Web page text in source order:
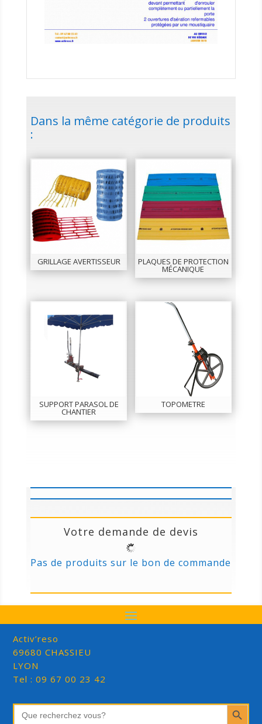
Dans la même catégorie de produits
:
GRILLAGE AVERTISSEUR PLAQUES DE PROTECTION
MÉCANIQUE
SUPPORT PARASOL DE
CHANTIER
TOPOMETRE
Votre demande de devis
Pas de produits sur le bon de commande
Activ’reso
69680 CHASSIEU
LYON
Tel : 09 67 00 23 42
Search
for:
Search Button